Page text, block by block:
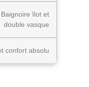
Baignoire îlot et
double vasque
confort absolu